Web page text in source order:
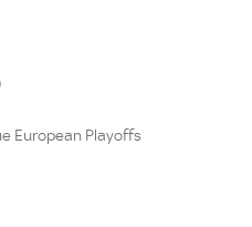
European Playoffs